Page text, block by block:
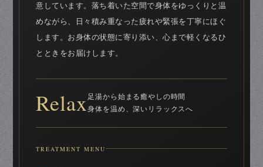
意しています。落ち着いた空間で身体をゆっくりと温
めながら、日々積み重なった疲れや緊張を丁寧にほぐ
します。お身体の状態に寄り添い、心まで軽くなるひ
とときをお届けします。
Relax足湯から始まる癒やしの時間
身体を温め、深いリラックスへ
TREATMENT MENU